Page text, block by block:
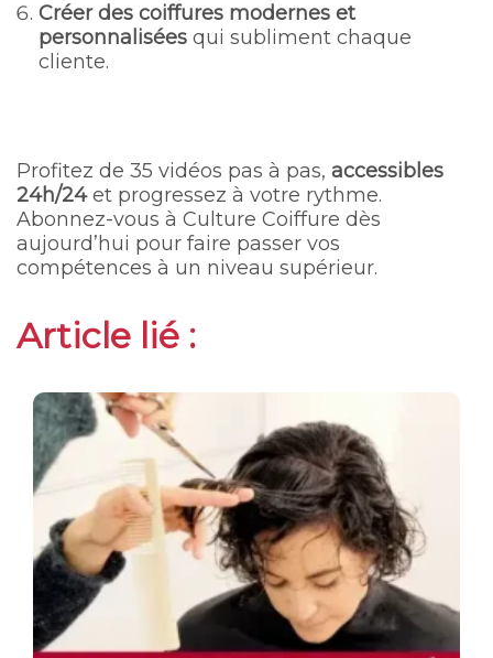
Créer des coiffures modernes et
personnalisées qui subliment chaque
cliente.
Profitez de 35 vidéos pas à pas, accessibles
24h/24et progressez à votre rythme.
Abonnez-vous à Culture Coiffure dès
aujourd’hui pour faire passer vos
compétences à un niveau supérieur.
Article lié :